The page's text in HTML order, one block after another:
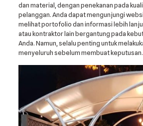
dan material, dengan penekanan pada
pelanggan. Anda dapat mengunjungi
melihat portofolio dan informasi lebih
atau kontraktor lain bergantung pada
Anda. Namun, selalu penting untuk
menyeluruh sebelum membuat keputusan.